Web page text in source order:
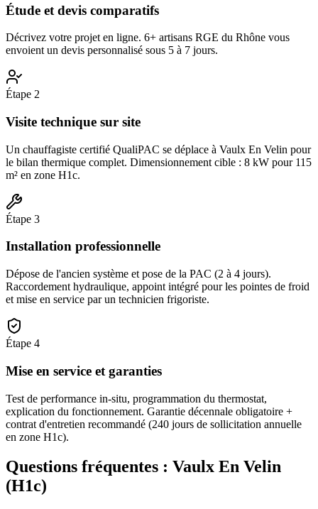
Étude et devis comparatifs
Décrivez votre projet en ligne. 6+ artisans RGE du Rhône vous
envoient un devis personnalisé sous 5 à 7 jours.
Étape 2
Visite technique sur site
Un chauffagiste certifié QualiPAC se déplace à Vaulx En Velin pour
le bilan thermique complet. Dimensionnement cible : 8 kW pour 115
m² en zone H1c.
Étape 3
Installation professionnelle
Dépose de l'ancien système et pose de la PAC (2 à 4 jours).
Raccordement hydraulique, appoint intégré pour les pointes de froid
et mise en service par un technicien frigoriste.
Étape 4
Mise en service et garanties
Test de performance in-situ, programmation du thermostat,
explication du fonctionnement. Garantie décennale obligatoire +
contrat d'entretien recommandé (240 jours de sollicitation annuelle
en zone H1c).
Questions fréquentes : Vaulx En Velin
(H1c)